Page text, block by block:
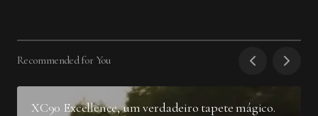
Recommended for You
XC90 Excellence, um verdadeiro tapete mágico.